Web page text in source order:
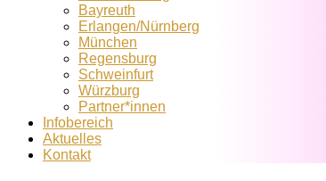
Bayreuth
Erlangen/Nürnberg
München
Regensburg
Schweinfurt
Würzburg
Partner*innen
Infobereich
Aktuelles
Kontakt